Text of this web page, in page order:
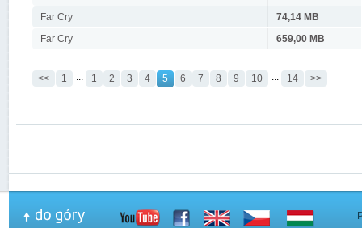
Far Cry
74,14 MB
Far Cry
659,00 MB
<< 1 ... 1 2 3 4 5 6 7 8 9 10 ... 14 >>